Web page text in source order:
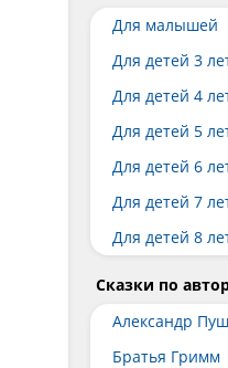
Для малышей
Для детей 3
Для детей 4
Для детей 5
Для детей 6
Для детей 7
Для детей 8
Сказки по
Александр
Братья Гримм